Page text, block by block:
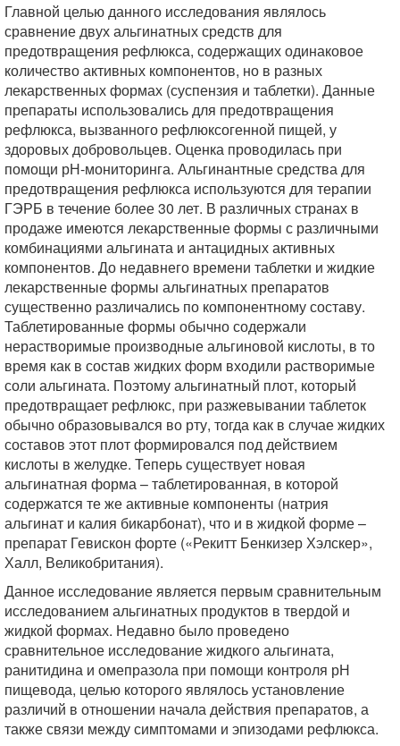
Главной целью данного исследования являлось
сравнение двух альгинатных средств для
предотвращения рефлюкса, содержащих одинаковое
количество активных компонентов, но в разных
лекарственных формах (суспензия и таблетки). Данные
препараты использовались для предотвращения
рефлюкса, вызванного рефлюксогенной пищей, у
здоровых добровольцев. Оценка проводилась при
помощи рН-мониторинга. Альгинантные средства для
предотвращения рефлюкса используются для терапии
ГЭРБ в течение более 30 лет. В различных странах в
продаже имеются лекарственные формы с различными
комбинациями альгината и антацидных активных
компонентов. До недавнего времени таблетки и жидкие
лекарственные формы альгинатных препаратов
существенно различались по компонентному составу.
Таблетированные формы обычно содержали
нерастворимые производные альгиновой кислоты, в то
время как в состав жидких форм входили растворимые
соли альгината. Поэтому альгинатный плот, который
предотвращает рефлюкс, при разжевывании таблеток
обычно образовывался во рту, тогда как в случае жидких
составов этот плот формировался под действием
кислоты в желудке. Теперь существует новая
альгинатная форма – таблетированная, в которой
содержатся те же активные компоненты (натрия
альгинат и калия бикарбонат), что и в жидкой форме –
препарат Гевискон форте («Рекитт Бенкизер Хэлскер»,
Халл, Великобритания).
Данное исследование является первым сравнительным
исследованием альгинатных продуктов в твердой и
жидкой формах. Недавно было проведено
сравнительное исследование жидкого альгината,
ранитидина и омепразола при помощи контроля рН
пищевода, целью которого являлось установление
различий в отношении начала действия препаратов, а
также связи между симптомами и эпизодами рефлюкса.